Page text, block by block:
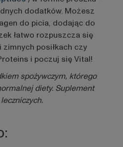
dodatków. Możesz
do picia, dodając do
łatwo rozpuszcza się
zimnych posiłkach czy
i poczuj się Vital!
spożywczym, którego
diety. Suplement